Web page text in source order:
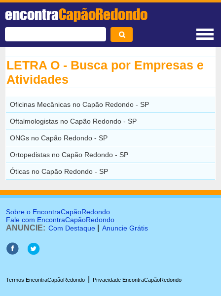
encontraCapãoRedondo
LETRA O - Busca por Empresas e
Atividades
Oficinas Mecânicas no Capão Redondo - SP
Oftalmologistas no Capão Redondo - SP
ONGs no Capão Redondo - SP
Ortopedistas no Capão Redondo - SP
Óticas no Capão Redondo - SP
Sobre o EncontraCapãoRedondo
Fale com EncontraCapãoRedondo
ANUNCIE: Com Destaque Anuncie Grátis
Termos EncontraCapãoRedondo Privacidade EncontraCapãoRedondo